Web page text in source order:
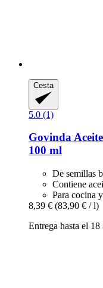
Cesta
5.0 (1)
Govinda
100 ml
De semillas
Contiene
Para cocina
8,39 € (83,90 € / l)
Entrega hasta el 18